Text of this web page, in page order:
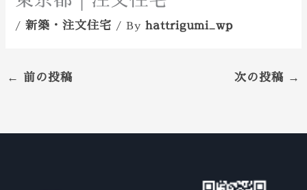
/新築・注文住宅 / Byhattrigumi_wp
← 前の投稿 次の投稿 →